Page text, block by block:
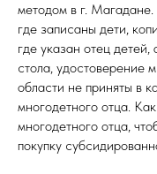
методом в г.
где записаны дети,
где указан отец
стола, удостоверение
области не приняты в
многодетного отца.
многодетного отца,
покупку